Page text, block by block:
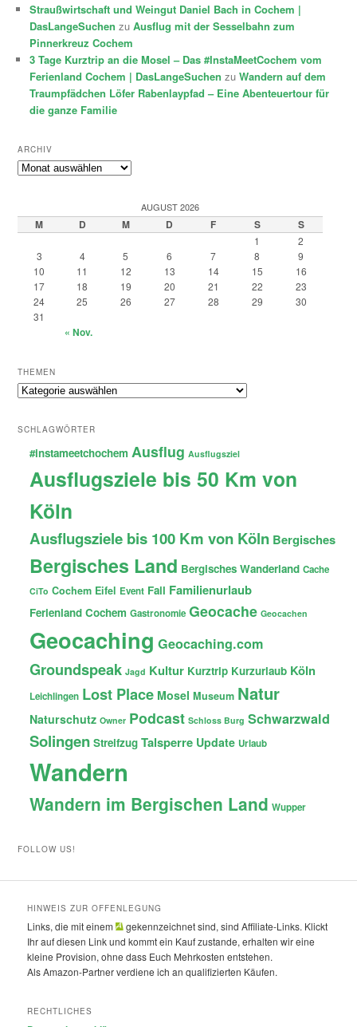
Straußwirtschaft und Weingut Daniel Bach in Cochem |
DasLangeSuchen zuAusflug mit der Sesselbahn zum
Pinnerkreuz Cochem
3 Tage Kurztrip an die Mosel – Das #InstaMeetCochem vom
Ferienland Cochem | DasLangeSuchen zuWandern auf dem
Traumpfädchen Löfer Rabenlaypfad – Eine Abenteuertour für
die ganze Familie
ARCHIV
Archiv
AUGUST 2026
M D M D F S S
1
2
3
4 5 6 7 8
9
10
11 12 13 14 15
16
17
18 19 20 21 22
23
24
25 26 27 28 29
30
31
« Nov.
THEMEN
Themen
SCHLAGWÖRTER
#instameetchochem Ausflug Ausflugsziel
Ausflugsziele bis 50 Km von
Köln
Ausflugsziele bis 100 Km von Köln Bergisches
Bergisches Land Bergisches Wanderland Cache
CiTo Cochem Eifel Event Fail Familienurlaub
Ferienland Cochem Gastronomie Geocache Geocachen
Geocaching Geocaching.com
Groundspeak Jagd Kultur Kurztrip Kurzurlaub Köln
Leichlingen Lost Place Mosel Museum Natur
Naturschutz Owner Podcast Schloss Burg Schwarzwald
Solingen Streifzug Talsperre Update Urlaub
Wandern
Wandern im Bergischen Land Wupper
FOLLOW US!
HINWEIS ZUR OFFENLEGUNG
Links, die mit einem
gekennzeichnet sind, sind Affiliate-Links. Klickt
Ihr auf diesen Link und kommt ein Kauf zustande, erhalten wir eine
kleine Provision, ohne dass Euch Mehrkosten entstehen.
Als Amazon-Partner verdiene ich an qualifizierten Käufen.
RECHTLICHES